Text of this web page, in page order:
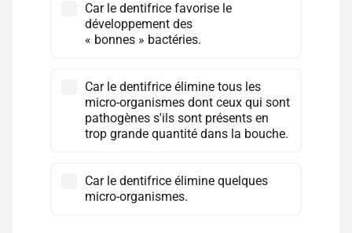
Car le dentifrice favorise le
développement des
« bonnes » bactéries.
Car le dentifrice élimine tous les
micro-organismes dont ceux qui sont
pathogènes s'ils sont présents en
trop grande quantité dans la bouche.
Car le dentifrice élimine quelques
micro-organismes.